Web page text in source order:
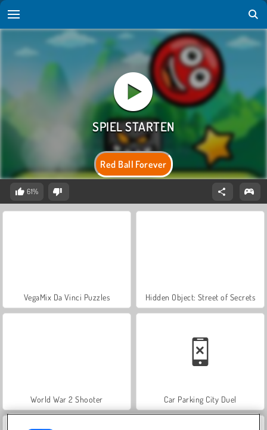
Red Ball Forever
61%
VegaMix Da Vinci Puzzles Hidden Object: Street of Secrets
World War 2 Shooter Car Parking City Duel